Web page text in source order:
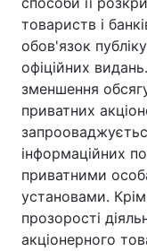
товариств і
обов'язок
офіційних
зменшення
приватних
інформаційних
приватними
установами.
прозорості
акціонерного